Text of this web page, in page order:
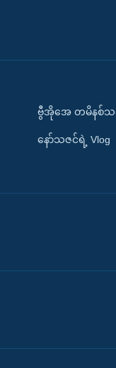
ဗွီအိုအေ တမိနစ်သ
နော်သဇင်ရဲ့ Vlog